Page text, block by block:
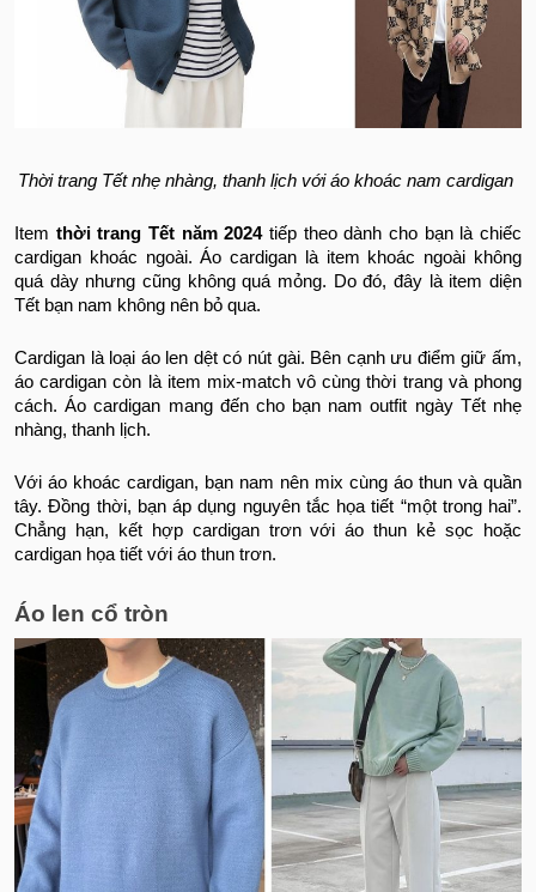
Thời trang Tết nhẹ nhàng, thanh lịch với áo khoác nam cardigan
Item thời trang Tết năm 2024tiếp theo dành cho bạn là chiếc
cardigan khoác ngoài. Áo cardigan là item khoác ngoài không
quá dày nhưng cũng không quá mỏng. Do đó, đây là item diện
Tết bạn nam không nên bỏ qua.
Cardigan là loại áo len dệt có nút gài. Bên cạnh ưu điểm giữ ấm,
áo cardigan còn là item mix-match vô cùng thời trang và phong
cách. Áo cardigan mang đến cho bạn nam outfit ngày Tết nhẹ
nhàng, thanh lịch.
Với áo khoác cardigan, bạn nam nên mix cùng áo thun và quần
tây. Đồng thời, bạn áp dụng nguyên tắc họa tiết “một trong hai”.
Chẳng hạn, kết hợp cardigan trơn với áo thun kẻ sọc hoặc
cardigan họa tiết với áo thun trơn.
Áo len cổ tròn